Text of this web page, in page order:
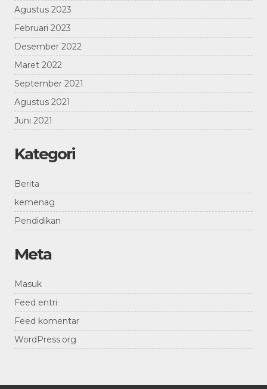
Agustus 2023
Februari 2023
Desember 2022
Maret 2022
September 2021
Agustus 2021
Juni 2021
Kategori
Berita
kemenag
Pendidikan
Meta
Masuk
Feed entri
Feed komentar
WordPress.org